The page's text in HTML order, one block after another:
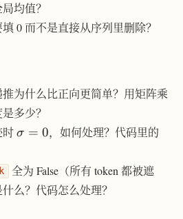
均值？
0 而不是直接从序列里删除？
为什么比正向更简单？用矩阵乘
多少？
时\sigma
σ = 0，如何处理？代码里的
全为 False（所有 token 都被遮
么？代码怎么处理？